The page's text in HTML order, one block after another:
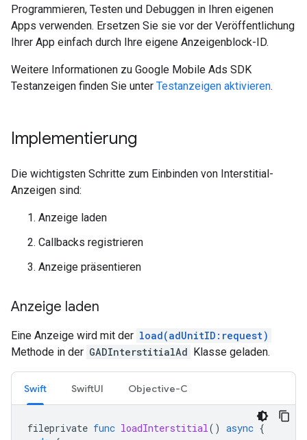
Programmieren, Testen und Debuggen in Ihren eigenen
Apps verwenden. Ersetzen Sie sie vor der Veröffentlichung
Ihrer App einfach durch Ihre eigene Anzeigenblock-ID.
Weitere Informationen zu Google Mobile Ads SDK
Testanzeigen finden Sie unter Testanzeigen aktivieren.
Implementierung
Die wichtigsten Schritte zum Einbinden von Interstitial-
Anzeigen sind:
Anzeige laden
Callbacks registrieren
Anzeige präsentieren
Anzeige laden
Eine Anzeige wird mit der load(adUnitID:request)
Methode in der GADInterstitialAd Klasse geladen.
Swift SwiftUI Objective-C
fileprivate func loadInterstitial() async {